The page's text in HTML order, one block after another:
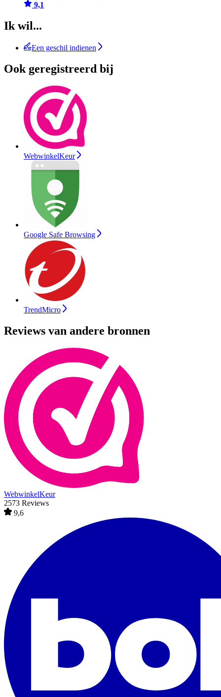
9,1
Ik wil...
Een geschil indienen
Ook geregistreerd bij
WebwinkelKeur
Google Safe Browsing
TrendMicro
Reviews van andere bronnen
WebwinkelKeur
2573 Reviews
9,6